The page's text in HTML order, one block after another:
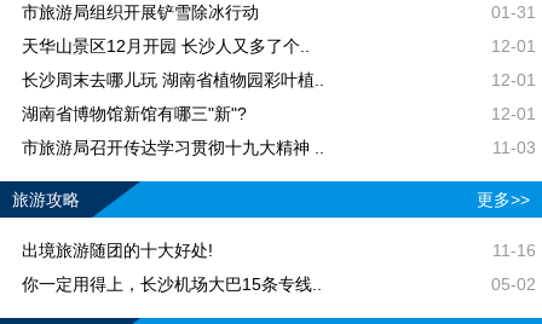
市旅游局组织开展铲雪除冰行动
01-31
天华山景区12月开园 长沙人又多了个..
12-01
长沙周末去哪儿玩 湖南省植物园彩叶植..
12-01
湖南省博物馆新馆有哪三"新"?
12-01
市旅游局召开传达学习贯彻十九大精神 ..
11-03
旅游攻略 更多>>
出境旅游随团的十大好处!
11-16
你一定用得上，长沙机场大巴15条专线..
05-02